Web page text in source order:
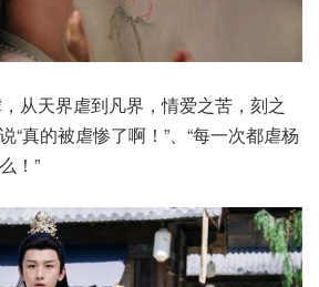
从天界虐到凡界，情爱之苦，刻之
“真的被虐惨了啊！”、“每一次都虐杨
！”